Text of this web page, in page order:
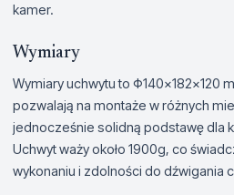
kamer.
Wymiary
Wymiary uchwytu to Φ140×182×120
pozwalają na montaże w różnych
jednocześnie solidną podstawę dla
Uchwyt waży około 1900g, co
wykonaniu i zdolności do dźwigania